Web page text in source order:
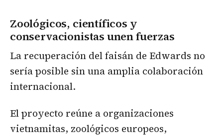
Zoológicos, científicos y
conservacionistas unen fuerzas
La recuperación del faisán de Edwards no
sería posible sin una amplia colaboración
internacional.
El proyecto reúne a organizaciones
vietnamitas, zoológicos europeos,